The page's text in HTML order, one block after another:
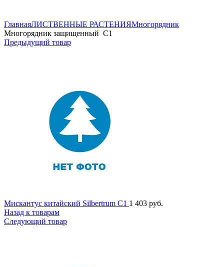
ГлавнаяЛИСТВЕННЫЕ РАСТЕНИЯМногорядник
Многорядник защищенный C1
Предыдущий товар
Мискантус китайский Silbertrum C1 1 403 руб.
Назад к товарам
Следующий товар